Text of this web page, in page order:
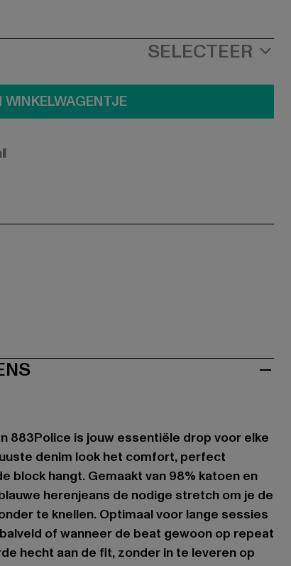
SELECTEER
WINKELWAGENTJE
883Police is jouw essentiële drop voor elke
denim look het comfort, perfect
block hangt. Gemaakt van 98% katoen en
herenjeans de nodige stretch om je de
te knellen. Optimaal voor lange sessies
of wanneer de beat gewoon op repeat
hecht aan de fit, zonder in te leveren op